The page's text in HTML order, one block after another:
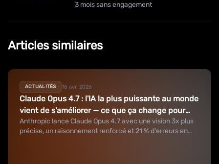
3 mois sans engagement
Articles similaires
ACTUALITÉS 16 avr. 2026
Claude Opus 4.7 : l'IA la plus puissante au monde
vient de s'améliorer — ce que ça change pour
votre PME
Anthropic lance Claude Opus 4.7 avec une vision 3x plus
précise, un raisonnement renforcé et 21 % d'erreurs en